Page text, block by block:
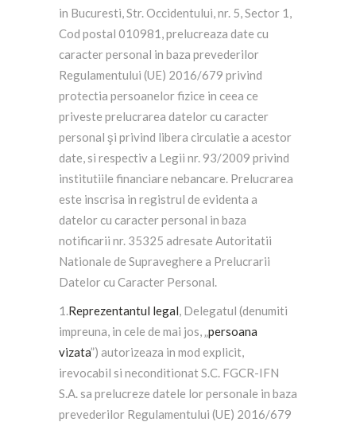
in Bucuresti, Str. Occidentului, nr. 5, Sector 1,
Cod postal 010981, prelucreaza date cu
caracter personal in baza prevederilor
Regulamentului (UE) 2016/679 privind
protectia persoanelor fizice in ceea ce
priveste prelucrarea datelor cu caracter
personal şi privind libera circulatie a acestor
date, si respectiv a Legii nr. 93/2009 privind
institutiile financiare nebancare. Prelucrarea
este inscrisa in registrul de evidenta a
datelor cu caracter personal in baza
notificarii nr. 35325 adresate Autoritatii
Nationale de Supraveghere a Prelucrarii
Datelor cu Caracter Personal.
1.Reprezentantul legal, Delegatul (denumiti
impreuna, in cele de mai jos, „persoana
vizata”) autorizeaza in mod explicit,
irevocabil si neconditionat S.C. FGCR-IFN
S.A. sa prelucreze datele lor personale in baza
prevederilor Regulamentului (UE) 2016/679